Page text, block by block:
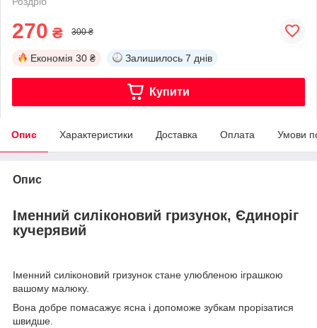
270 ₴ 300 ₴
Економія 30 ₴ Залишилось 7 днів
Купити
Опис Характеристики Доставка Оплата Умови
Опис
Іменний силіконовий гризунок, Єдиноріг
кучерявий
Іменний силіконовий гризунок стане улюбленою іграшкою
вашому малюку.
Вона добре помасажує ясна і допоможе зубкам прорізатися
швидше.